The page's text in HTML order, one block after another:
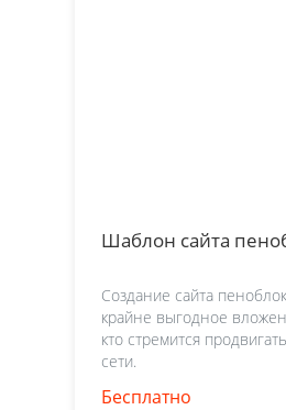
Шаблон сайта
Создание сайта
крайне выгодное
кто стремится
сети.
Бесплатно